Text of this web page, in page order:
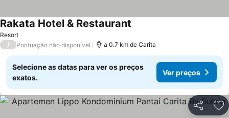
Resort
Rakata Hotel & Restaurant
/ Pontuação não disponível a 0.7 km de Carita
Selecione as datas para ver os preços
exatos.
Ver preços
Partilhar